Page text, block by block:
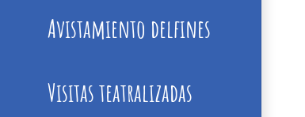
Avistamiento delfines
Visitas teatralizadas